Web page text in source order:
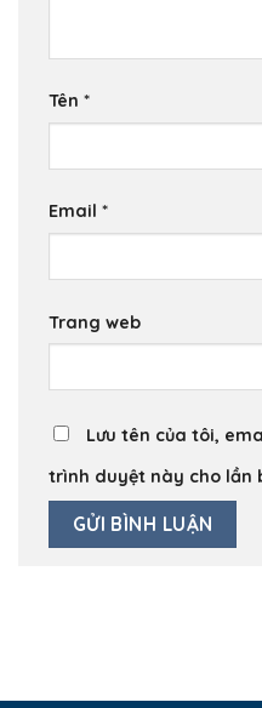
Tên *
Email *
Trang web
Lưu tên của tôi,
trình duyệt này cho lần